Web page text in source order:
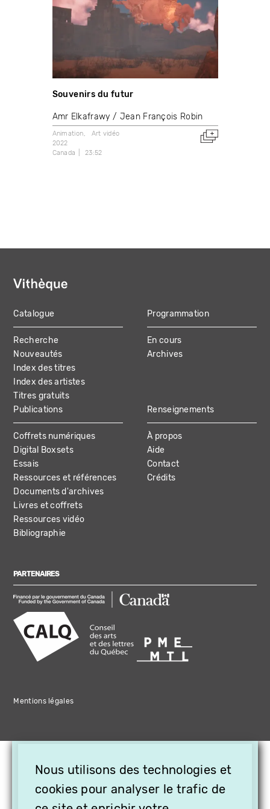
Souvenirs du futur
Amr Elkafrawy Jean François Robin
Animation
Art vidéo
2022
Canada
23:52
MAIN
NAVIGATION
Catalogue
Recherche
Nouveautés
Index des titres
Index des artistes
Titres gratuits
Programmation
En cours
Archives
Publications
Coffrets numériques
Digital Boxsets
Essais
Ressources et références
Documents d'archives
Livres et coffrets
Ressources vidéo
Bibliographie
Renseignements
À propos
Aide
Contact
Crédits
PARTENAIRES
Mentions légales
Nous utilisons des technologies et
cookies pour analyser le trafic de
OFFREZ LA VIDÉO EN
CADEAU, ABONNEZ VOS